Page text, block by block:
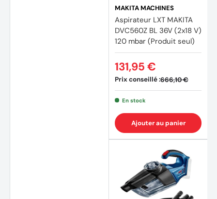
MAKITA MACHINES
Aspirateur LXT MAKITA
DVC560Z BL 36V (2x18 V)
120 mbar (Produit seul)
Prix conseillé :666,10 €
131,95 €
En stock
Ajouter au panier